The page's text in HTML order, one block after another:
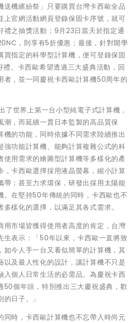
送機繽紛祭」只要購買台灣卡西歐全品
上官網活動網頁登錄保固卡序號，就可
禮之抽獎活動；9月23日當天於指定通
，則享有5折優惠；最後，針對開學
買指定的科學型計算機，便可登錄保固
。卡西歐希望透過三大盛典活動，回
者，並一同慶祝卡西歐計算機50周年的
了世界上第一台小型純電子式計算機，
潮，而延續一貫日本監製的高品質保
機的功能，同時依據不同需求陸續推出
強功能計算機、能夠計算複雜公式的科
使用需求的繪圖型計算機等多樣化的產
，卡西歐選擇採用液晶螢幕，縮小計算
帶；甚至力求環保，研發出採用太陽能
。在堅持50年傳統的同時，卡西歐也不
樣化的選擇，以滿足其各式需求。
用市場皆獲得使用者高度的肯定，台灣
生表示：「50年以來，卡西歐一直將致
如今人手一台又看似簡單的計算機，其
以及最人性化的設計，讓計算機不只是
入個人日常生活的必需品。為慶祝卡西
50個年頭，特別推出三大慶祝盛典，歡
日子。」
同時，卡西歐計算機也不忘帶入時尚元